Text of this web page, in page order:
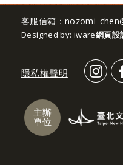
客服信箱：
Designed by: iware網頁設
隱私權聲明
主辦
單位